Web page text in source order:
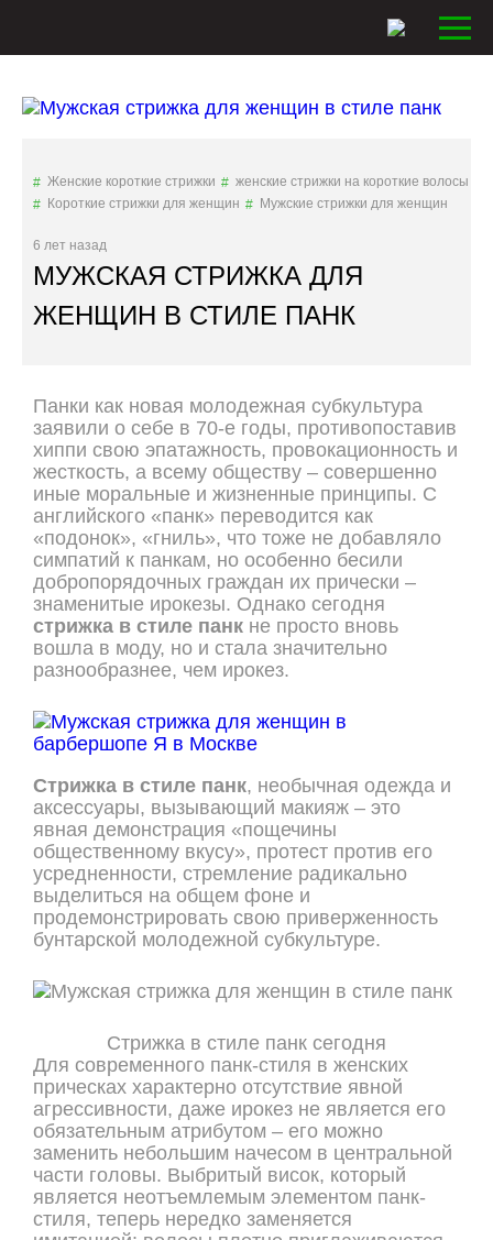
Женские короткие стрижки
женские стрижки на короткие волосы
Короткие стрижки для женщин
Мужские стрижки для женщин
6 лет назад
МУЖСКАЯ СТРИЖКА ДЛЯ
ЖЕНЩИН В СТИЛЕ ПАНК
Панки как новая молодежная субкультура
заявили о себе в 70-е годы, противопоставив
хиппи свою эпатажность, провокационность и
жесткость, а всему обществу – совершенно
иные моральные и жизненные принципы. С
английского «панк» переводится как
«подонок», «гниль», что тоже не добавляло
симпатий к панкам, но особенно бесили
добропорядочных граждан их прически –
знаменитые ирокезы. Однако сегодня
стрижка в стиле панк не просто вновь
вошла в моду, но и стала значительно
разнообразнее, чем ирокез.
Стрижка в стиле панк, необычная одежда и
аксессуары, вызывающий макияж – это
явная демонстрация «пощечины
общественному вкусу», протест против его
усредненности, стремление радикально
выделиться на общем фоне и
продемонстрировать свою приверженность
бунтарской молодежной субкультуре.
Стрижка в стиле панк сегодня
Для современного панк-стиля в женских
прическах характерно отсутствие явной
агрессивности, даже ирокез не является его
обязательным атрибутом – его можно
заменить небольшим начесом в центральной
части головы. Выбритый висок, который
является неотъемлемым элементом панк-
стиля, теперь нередко заменяется